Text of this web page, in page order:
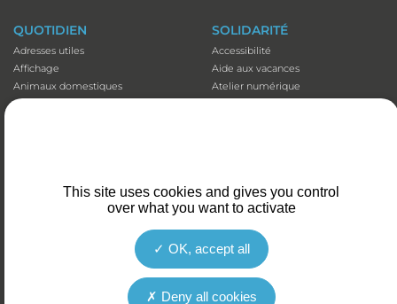
QUOTIDIEN
Adresses utiles
Affichage
Animaux domestiques
Appli illiwap©
Santé et prévention
SOLIDARITÉ
Accessibilité
Aide aux vacances
Atelier numérique
Plan canicule
Portage de repas
This site uses cookies and gives you control
over what you want to activate
OK, accept all
Deny all cookies